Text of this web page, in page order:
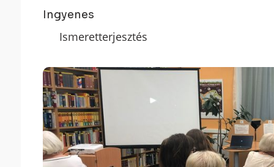
Ingyenes
Ismeretterjesztés